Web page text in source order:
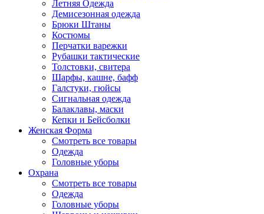
Летняя Одежда
Демисезонная одежда
Брюки Штаны
Костюмы
Перчатки варежки
Рубашки тактические
Толстовки, свитера
Шарфы, кашне, бафф
Галстуки, гюйсы
Сигнальная одежда
Балаклавы, маски
Кепки и Бейсболки
Женская Форма
Смотреть все товары
Одежда
Головные уборы
Охрана
Смотреть все товары
Одежда
Головные уборы